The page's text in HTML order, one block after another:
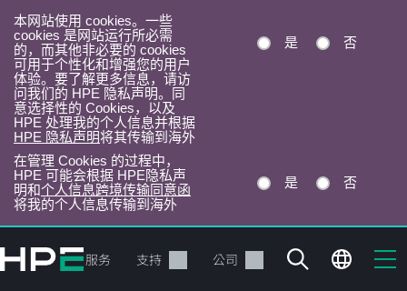
本网站使用 cookies。一些
cookies 是网站运行所必需
的，而其他非必要的 cookies
可用于个性化和增强您的用户
体验。要了解更多信息，请访
问我们的 HPE 隐私声明。同
意选择性的 Cookies，以及
HPE 处理我的个人信息并根据
HPE 隐私声明将其传输到海外
是 否
在管理 Cookies 的过程中，
HPE 可能会根据 HPE隐私声
明和个人信息跨境传输同意函
将我的个人信息传输到海外
是 否
转
到
产品 服务 支持 公司